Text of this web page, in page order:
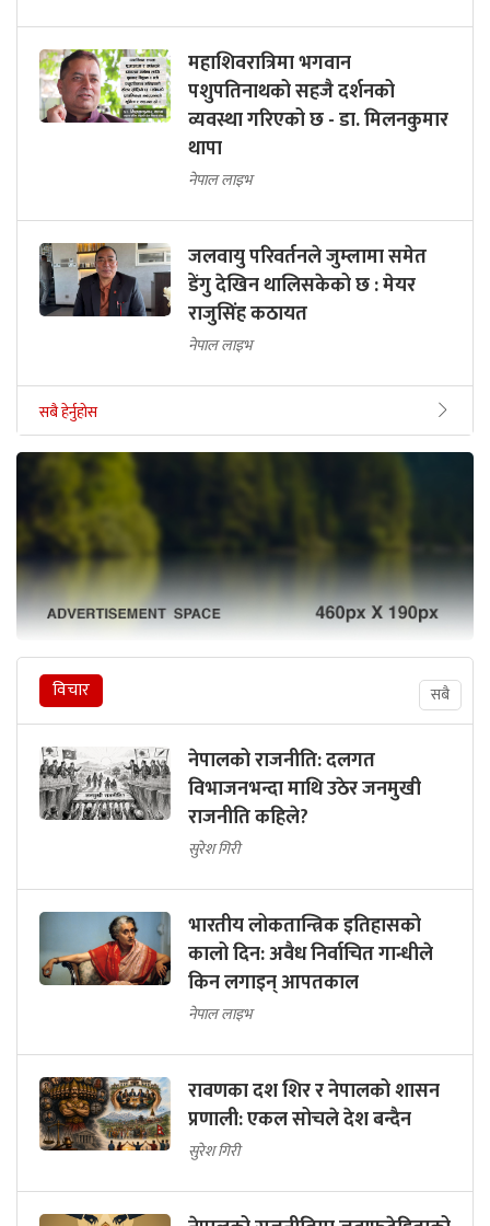
महाशिवरात्रिमा भगवान
पशुपतिनाथको सहजै दर्शनको
व्यवस्था गरिएको छ - डा. मिलनकुमार
थापा
नेपाल लाइभ
जलवायु परिवर्तनले जुम्लामा समेत
डेंगु देखिन थालिसकेको छ : मेयर
राजुसिंह कठायत
नेपाल लाइभ
सबै हेर्नुहोस
विचार सबै
नेपालको राजनीति: दलगत
विभाजनभन्दा माथि उठेर जनमुखी
राजनीति कहिले?
सुरेश गिरी
भारतीय लोकतान्त्रिक इतिहासको
कालो दिन: अवैध निर्वाचित गान्धीले
किन लगाइन् आपतकाल
नेपाल लाइभ
रावणका दश शिर र नेपालको शासन
प्रणाली: एकल सोचले देश बन्दैन
सुरेश गिरी